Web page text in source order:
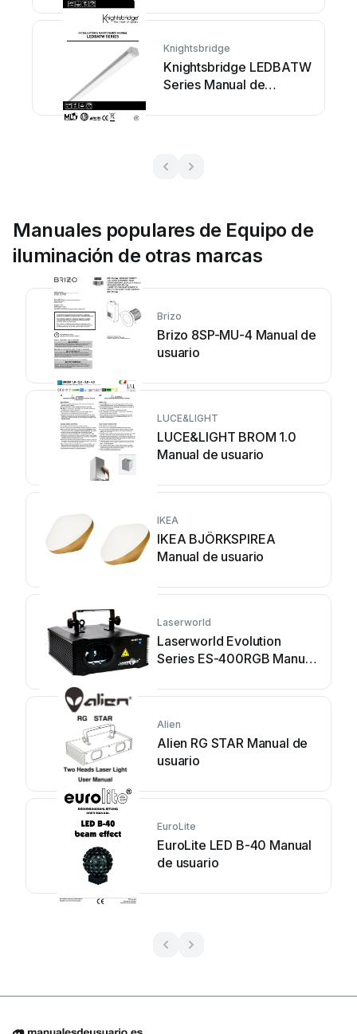
Knightsbridge
Knightsbridge LEDBATW
Series Manual de
Manuales populares de Equipo de
iluminación de otras marcas
Brizo
Brizo 8SP-MU-4 Manual de
usuario
LUCE&LIGHT
LUCE&LIGHT BROM 1.0
Manual de usuario
IKEA
IKEA BJÖRKSPIREA
Manual de usuario
Laserworld
Laserworld Evolution
Series ES-400RGB Manual
Alien
Alien RG STAR Manual de
usuario
EuroLite
EuroLite LED B-40 Manual
de usuario